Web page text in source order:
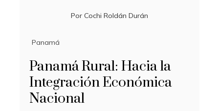
Por Cochi Roldán Durán
Panamá
Panamá Rural: Hacia la
Integración Económica
Nacional